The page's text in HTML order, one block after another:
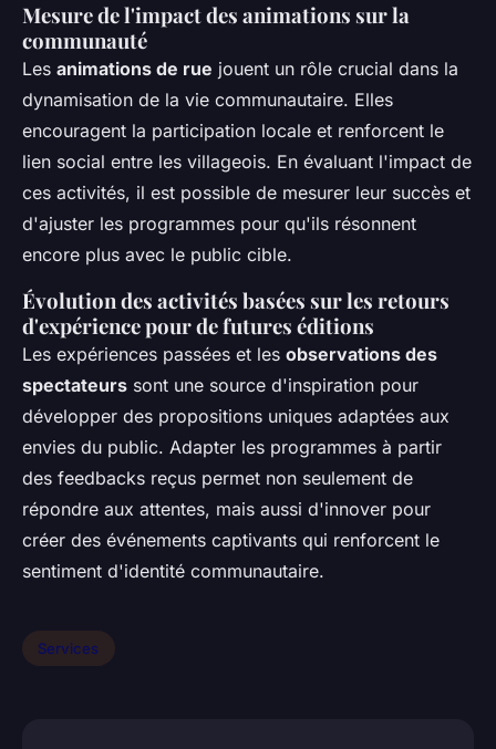
Mesure de l'impact des animations sur la
communauté
Les animations de rue jouent un rôle crucial dans la
dynamisation de la vie communautaire. Elles
encouragent la participation locale et renforcent le
lien social entre les villageois. En évaluant l'impact de
ces activités, il est possible de mesurer leur succès et
d'ajuster les programmes pour qu'ils résonnent
encore plus avec le public cible.
Évolution des activités basées sur les retours
d'expérience pour de futures éditions
Les expériences passées et les observations des
spectateurs sont une source d'inspiration pour
développer des propositions uniques adaptées aux
envies du public. Adapter les programmes à partir
des feedbacks reçus permet non seulement de
répondre aux attentes, mais aussi d'innover pour
créer des événements captivants qui renforcent le
sentiment d'identité communautaire.
Services